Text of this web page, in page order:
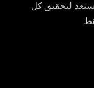
لتحقيق كل